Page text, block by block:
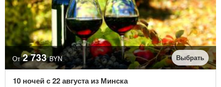
Тип тура
Отправление из
Даты начала туров
От 2 733 BYN Выбрать
10 ночей с 22 августа из Минска